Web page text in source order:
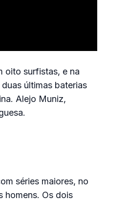
oito surfistas, e na
últimas baterias
Alejo Muniz,
séries maiores, no
homens. Os dois